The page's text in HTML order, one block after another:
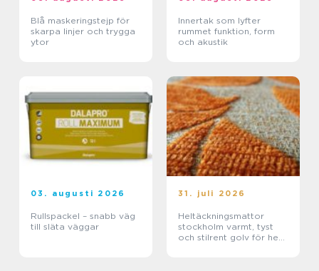
Blå maskeringstejp för
skarpa linjer och trygga
ytor
Innertak som lyfter
rummet funktion, form
och akustik
03. augusti 2026
Rullspackel – snabb väg
till släta väggar
31. juli 2026
Heltäckningsmattor
stockholm varmt, tyst
och stilrent golv för hem